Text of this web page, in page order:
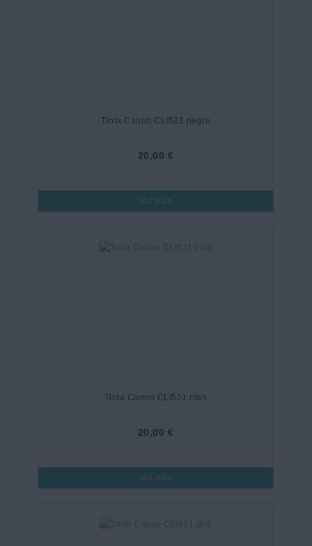
Tinta Canon CLI521 negro
20,00 €
Ver más
Tinta Canon CLI521 cian
20,00 €
Ver más